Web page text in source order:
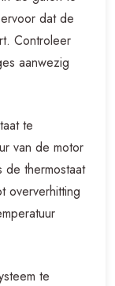
dat de
Controleer
aanwezig
te
van de motor
de thermostaat
oververhitting
te